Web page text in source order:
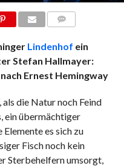
Lindenhof ein
Stefan Hallmayer:
Ernest Hemingway
die Natur noch Feind
ein übermächtiger
es sich zu
Fisch noch kein
Sterbehelfern umsorgt,